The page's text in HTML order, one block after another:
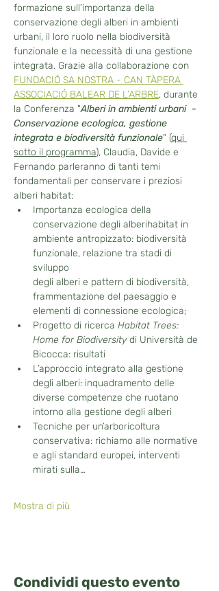
formazione sull'importanza della
conservazione degli alberi in ambienti
urbani, il loro ruolo nella biodiversità
funzionale e la necessità di una gestione
integrata. Grazie alla collaborazione con
FUNDACIÓ SA NOSTRA - CAN TÀPERA
ASSOCIACIÓ BALEAR DE L’ARBRE, durante
la Conferenza "Alberi in ambienti urbani  -
Conservazione ecologica, gestione
integrata e biodiversità funzionale" (qui
sotto il programma), Claudia, Davide e
Fernando parleranno di tanti temi
fondamentali per conservare i preziosi
alberi habitat:
Importanza ecologica della
conservazione degli alberihabitat in
ambiente antropizzato: biodiversità
funzionale, relazione tra stadi di
sviluppo
degli alberi e pattern di biodiversità,
frammentazione del paesaggio e
elementi di connessione ecologica;
Progetto di ricerca Habitat Trees:
Home for Biodiversity di Università de
Bicocca: risultati
L’approccio integrato alla gestione
degli alberi: inquadramento delle
diverse competenze che ruotano
intorno alla gestione degli alberi
Tecniche per un’arboricoltura
conservativa: richiamo alle normative
e agli standard europei, interventi
mirati sulla…
Mostra di più
Condividi questo evento